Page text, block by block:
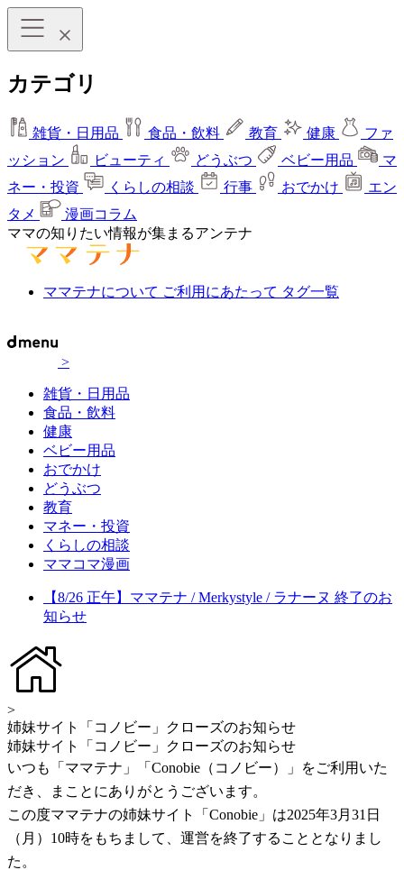
カテゴリ
雑貨・日用品 食品・飲料 教育 健康
ファ
ッション
ビューティ どうぶつ ベビー用品
マ
ネー・投資
くらしの相談 行事 おでかけ
エン
タメ
漫画コラム
ママの知りたい情報が集まるアンテナ
ママテナについて ご利用にあたって タグ一覧
>
雑貨・日用品
食品・飲料
健康
ベビー用品
おでかけ
どうぶつ
教育
マネー・投資
くらしの相談
ママコマ漫画
【8/26 正午】ママテナ / Merkystyle / ラナーヌ 終了のお
知らせ
>
姉妹サイト「コノビー」クローズのお知らせ
姉妹サイト「コノビー」クローズのお知らせ
いつも「ママテナ」「Conobie（コノビー）」をご利用いた
だき、まことにありがとうございます。
この度ママテナの姉妹サイト「Conobie」は2025年3月31日
（月）10時をもちまして、運営を終了することとなりまし
た。